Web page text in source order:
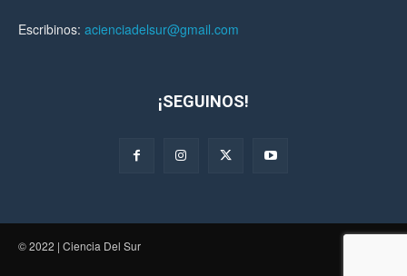
Escribinos: acienciadelsur@gmail.com
¡SEGUINOS!
© 2022 | Ciencia Del Sur